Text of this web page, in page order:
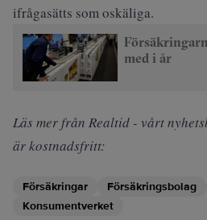
ifrågasätts som oskäliga.
med i år
Läs mer från Realtid - vårt
är kostnadsfritt:
Försäkringar Försäkringsbolag
Konsumentverket